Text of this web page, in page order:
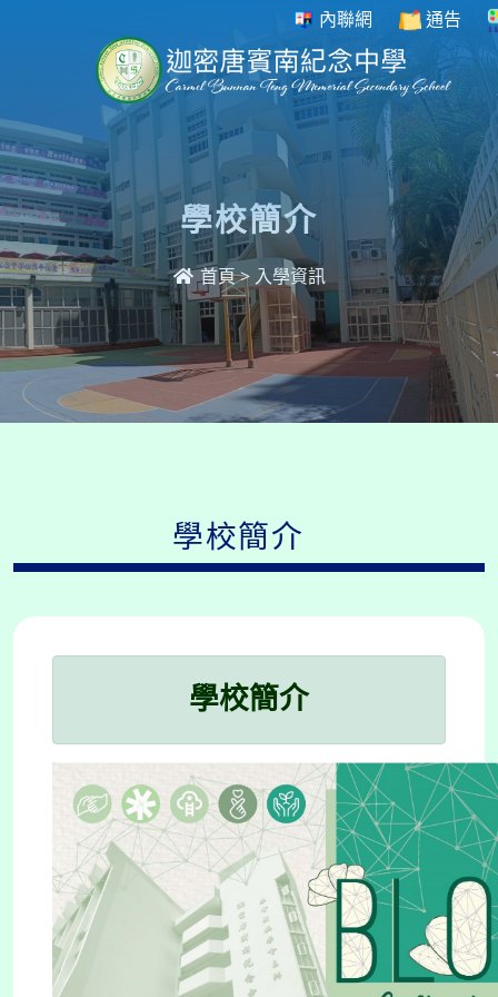
內聯網 通告
學校簡介
首頁> 入學資訊
學校簡介
學校簡介